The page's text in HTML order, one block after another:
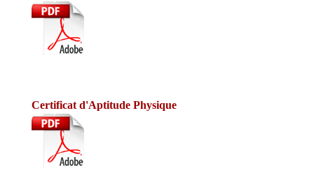
Certificat d'Aptitude Physique